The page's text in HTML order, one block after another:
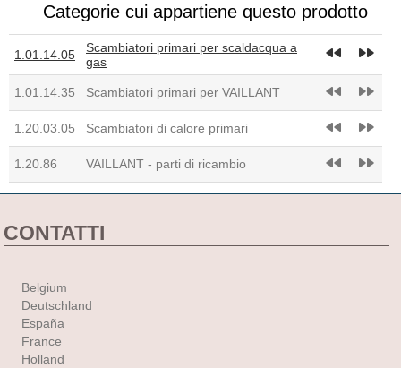
Categorie cui appartiene questo prodotto
1.01.14.05
Scambiatori primari per scaldacqua a
gas
fast_rewind fast_forward
1.01.14.35 Scambiatori primari per VAILLANT fast_rewind fast_forward
1.20.03.05 Scambiatori di calore primari fast_rewind fast_forward
1.20.86 VAILLANT - parti di ricambio fast_rewind fast_forward
CONTATTI
Belgium
Deutschland
España
France
Holland